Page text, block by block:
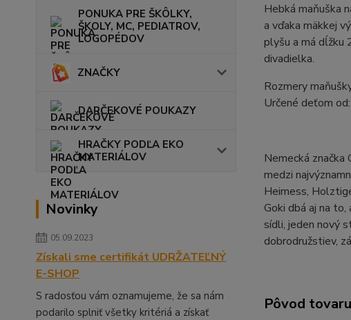
PONUKA PRE ŠKÔLKY,
ŠKOLY, MC, PEDIATROV,
LOGOPÉDOV
ZNAČKY
DARČEKOVÉ POUKAZY
HRAČKY PODĽA EKO
MATERIÁLOV
Novinky
05.09.2023
Získali sme certifikát UDRŽATEĽNÝ
E-SHOP
S radosťou vám oznamujeme, že sa nám
podarilo splniť všetky kritériá a získať
Hebká maňuška
a vďaka mäkkej
plyšu a má dĺžku
divadielka.
Rozmery
Určené deťom
Nemecká značka
medzi
Heimess,
Goki dbá aj na
sídli, jeden nový
dobrodružstiev,
Pôvod tovaru